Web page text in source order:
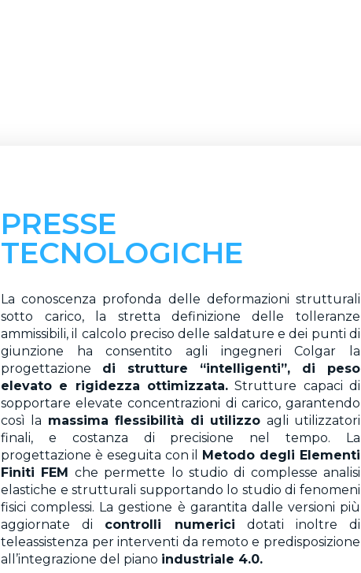
PRESSE
TECNOLOGICHE
La conoscenza profonda delle deformazioni strutturali
sotto carico, la stretta definizione delle tolleranze
ammissibili, il calcolo preciso delle saldature e dei punti di
giunzione ha consentito agli ingegneri Colgar la
progettazione di strutture “intelligenti”, di peso
elevato e rigidezza ottimizzata. Strutture capaci di
sopportare elevate concentrazioni di carico, garantendo
così la massima flessibilità di utilizzo agli utilizzatori
finali, e costanza di precisione nel tempo. La
progettazione è eseguita con il Metodo degli Elementi
Finiti FEM che permette lo studio di complesse analisi
elastiche e strutturali supportando lo studio di fenomeni
fisici complessi. La gestione è garantita dalle versioni più
aggiornate di controlli numerici dotati inoltre di
teleassistenza per interventi da remoto e predisposizione
all’integrazione del piano industriale 4.0.